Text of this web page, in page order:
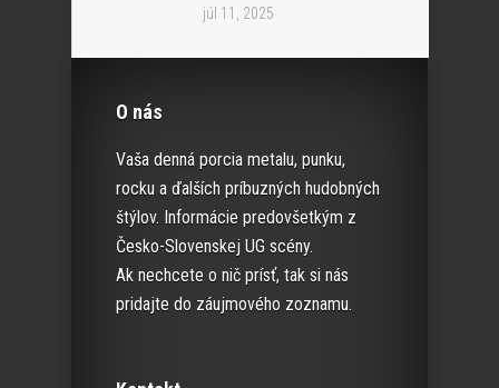
júl 11, 2025
O nás
Vaša denná porcia metalu, punku,
rocku a ďalších príbuzných hudobných
štýlov. Informácie predovšetkým z
Česko-Slovenskej UG scény.
Ak nechcete o nič prísť, tak si nás
pridajte do záujmového zoznamu.